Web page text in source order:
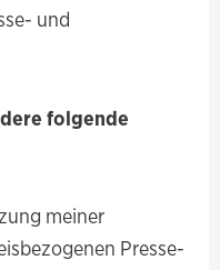
und
folgende
meiner
Presse-